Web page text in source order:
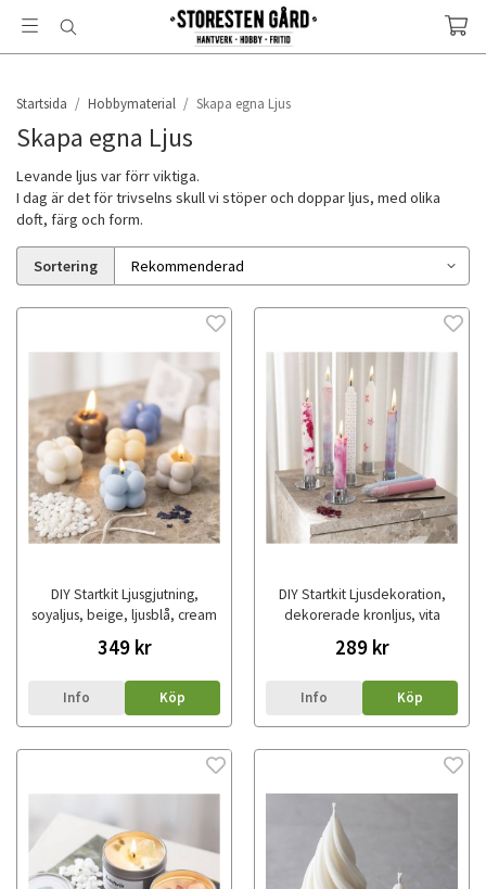
Startsida / Hobbymaterial / Skapa egna Ljus
Skapa egna Ljus
Levande ljus var förr viktiga.
I dag är det för trivselns skull vi stöper och doppar ljus, med olika
doft, färg och form.
Sortering
DIY Startkit Ljusgjutning,
soyaljus, beige, ljusblå, cream
349 kr
Info Köp
DIY Startkit Ljusdekoration,
dekorerade kronljus, vita
289 kr
Info Köp